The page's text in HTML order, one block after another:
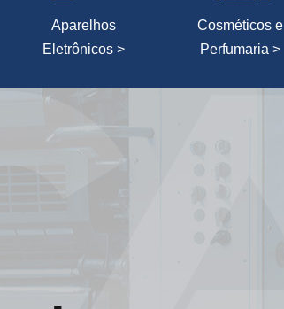
Aparelhos
Eletrônicos >
Cosméticos e
Perfumaria >